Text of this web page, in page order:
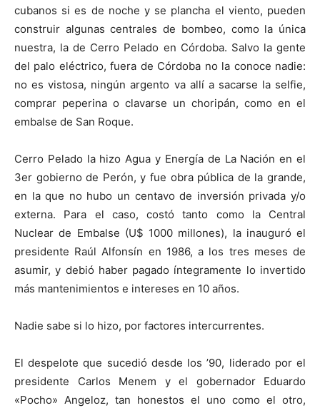
cubanos si es de noche y se plancha el viento, pueden
construir algunas centrales de bombeo, como la única
nuestra, la de Cerro Pelado en Córdoba. Salvo la gente
del palo eléctrico, fuera de Córdoba no la conoce nadie:
no es vistosa, ningún argento va allí a sacarse la selfie,
comprar peperina o clavarse un choripán, como en el
embalse de San Roque.
Cerro Pelado la hizo Agua y Energía de La Nación en el
3er gobierno de Perón, y fue obra pública de la grande,
en la que no hubo un centavo de inversión privada y/o
externa. Para el caso, costó tanto como la Central
Nuclear de Embalse (U$ 1000 millones), la inauguró el
presidente Raúl Alfonsín en 1986, a los tres meses de
asumir, y debió haber pagado íntegramente lo invertido
más mantenimientos e intereses en 10 años.
Nadie sabe si lo hizo, por factores intercurrentes.
El despelote que sucedió desde los ’90, liderado por el
presidente Carlos Menem y el gobernador Eduardo
«Pocho» Angeloz, tan honestos el uno como el otro,